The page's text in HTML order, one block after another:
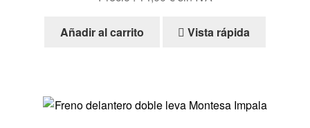
Añadir al carrito Vista rápida